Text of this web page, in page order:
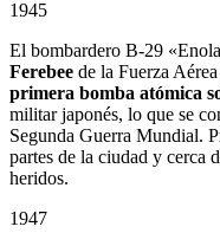
1945
El bombardero B-29
Ferebee de la Fuerza
primera bomba atómica
militar japonés, lo que se
Segunda Guerra Mundial.
partes de la ciudad y cerca
heridos.
1947